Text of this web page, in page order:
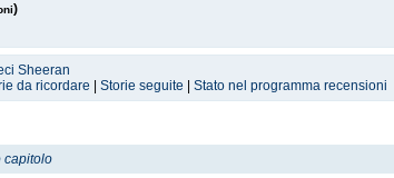
)
Sheeran
da ricordare |Storie seguite |Stato nel programma recensioni
capitolo